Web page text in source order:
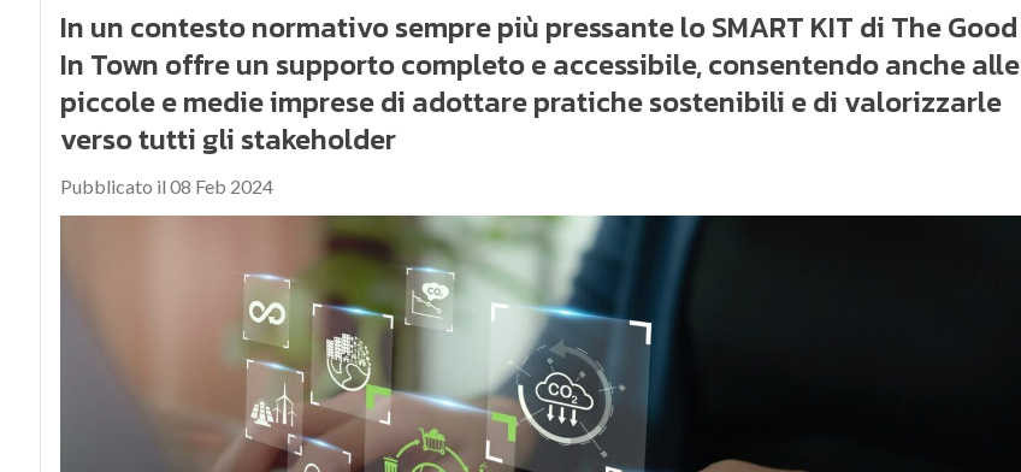
In un contesto normativo sempre più pressante lo SMART KIT di The Good
In Town offre un supporto completo e accessibile, consentendo anche alle
piccole e medie imprese di adottare pratiche sostenibili e di valorizzarle
verso tutti gli stakeholder
Pubblicato il 08 Feb 2024